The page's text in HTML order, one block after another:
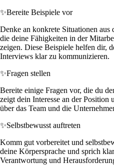
✨Bereite Beispiele vor
Denke an konkrete Situationen
die deine Fähigkeiten in der
zeigen. Diese Beispiele helfen dir,
Interviews klar zu kommunizieren.
✨Fragen stellen
Bereite einige Fragen vor, die du
zeigt dein Interesse an der
über das Team und die
✨Selbstbewusst auftreten
Komm gut vorbereitet und
deine Körpersprache und sprich
Verantwortung und